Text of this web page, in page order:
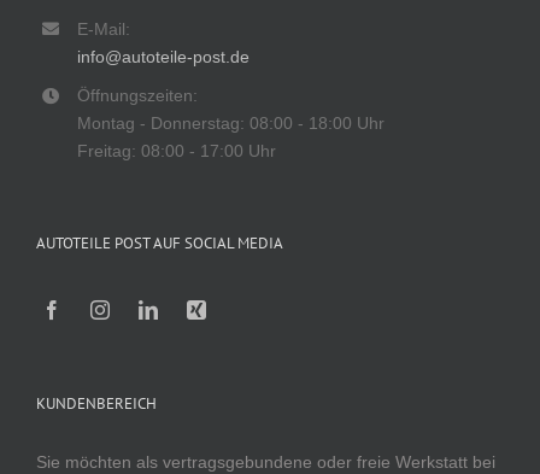
E-Mail:
info@autoteile-post.de
Öffnungszeiten:
Montag - Donnerstag: 08:00 - 18:00 Uhr
Freitag: 08:00 - 17:00 Uhr
AUTOTEILE POST AUF SOCIAL MEDIA
KUNDENBEREICH
Sie möchten als vertragsgebundene oder freie Werkstatt bei